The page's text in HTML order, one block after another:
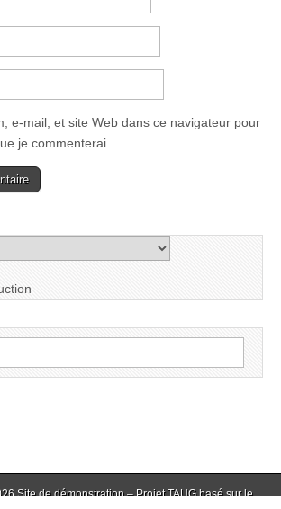
e-mail, et site Web dans ce navigateur pour
je commenterai.
Site de démonstration – Projet TAUG basé sur le